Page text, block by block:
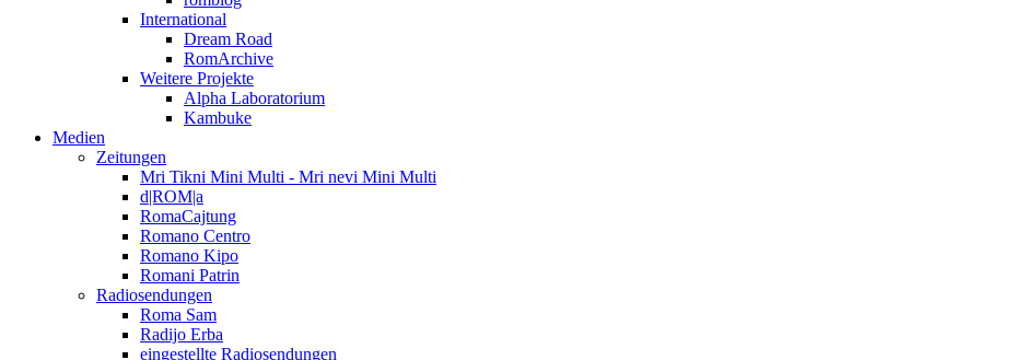
International
Dream Road
RomArchive
Weitere Projekte
Alpha Laboratorium
Kambuke
Medien
Zeitungen
Mri Tikni Mini Multi - Mri nevi Mini Multi
d|ROM|a
RomaCajtung
Romano Centro
Romano Kipo
Romani Patrin
Radiosendungen
Roma Sam
Radijo Erba
eingestellte Radiosendungen